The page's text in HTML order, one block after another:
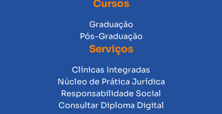
Cursos
Graduação
Pós-Graduação
Serviços
Clínicas Integradas
Núcleo de Prática Jurídica
Responsabilidade Social
Consultar Diploma Digital